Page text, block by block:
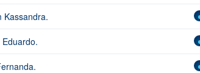
Kassandra.